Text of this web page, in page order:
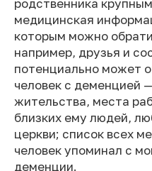
родственника
медицинская
которым можно
например, друзья и
потенциально может
человек с деменцией
жительства, места
близких ему людей,
церкви; список всех
человек упоминал с
деменции.